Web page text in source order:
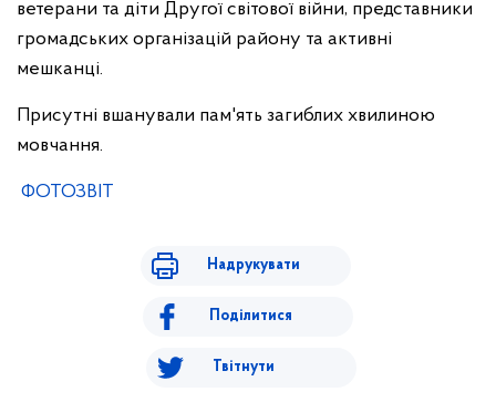
ветерани та діти Другої світової війни, представники
громадських організацій району та активні
мешканці.
Присутні вшанували пам'ять загиблих хвилиною
мовчання.
ФОТОЗВІТ
Надрукувати
Поділитися
Твітнути